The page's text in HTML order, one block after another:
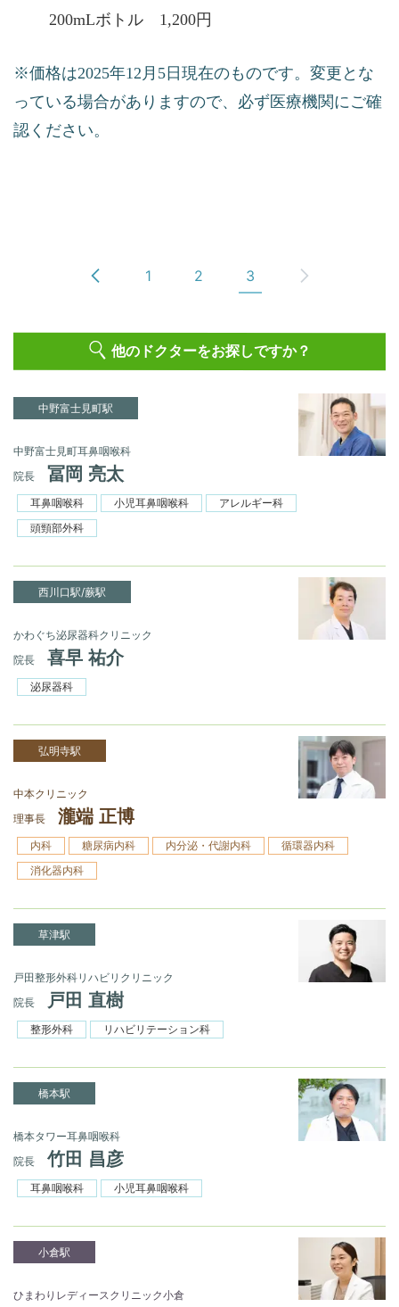
200mLボトル 1,200円
※価格は2025年12月5日現在のものです。変更とな
っている場合がありますので、必ず医療機関にご確
認ください。
1 2 3
他のドクターをお探しですか？
中野富士見町駅
中野富士見町耳鼻咽喉科
院長
冨岡 亮太
耳鼻咽喉科 小児耳鼻咽喉科
アレルギー科
頭頸部外科
西川口駅/蕨駅
かわぐち泌尿器科クリニック
院長
喜早 祐介
泌尿器科
弘明寺駅
中本クリニック
理事長
瀧端 正博
内科 糖尿病内科 内分泌・代謝内科
循環器内科
消化器内科
草津駅
戸田整形外科リハビリクリニック
院長
戸田 直樹
整形外科 リハビリテーション科
橋本駅
橋本タワー耳鼻咽喉科
院長
竹田 昌彦
耳鼻咽喉科 小児耳鼻咽喉科
小倉駅
ひまわりレディースクリニック小倉